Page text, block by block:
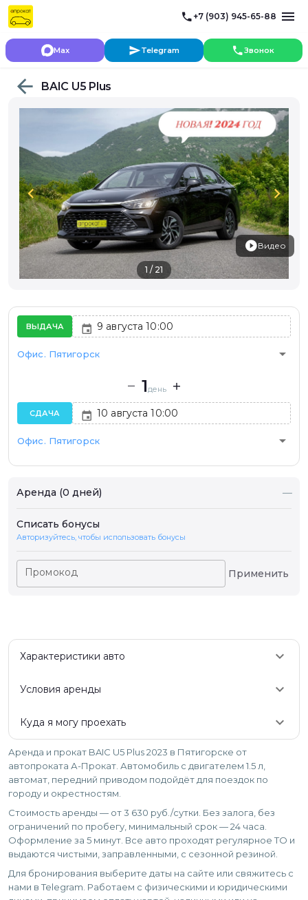
+7 (903) 945-65-88
Max Telegram Звонок
BAIC U5 Plus
chevron_left chevron_right
1 / 21
Видео
ВЫДАЧА
Офис. Пятигорск arrow_drop_down
1день
СДАЧА
Офис. Пятигорск arrow_drop_down
Аренда (0 дней) —
Списать бонусы
Авторизуйтесь, чтобы использовать бонусы
Промокод Применить
Характеристики авто keyboard_arrow_down
Условия аренды keyboard_arrow_down
Куда я могу проехать keyboard_arrow_down
Аренда и прокат BAIC U5 Plus 2023 в Пятигорске от
автопроката А-Прокат. Автомобиль с двигателем 1.5 л,
автомат, передний приводом подойдёт для поездок по
городу и окрестностям.
Стоимость аренды — от 3 630 руб./сутки. Без залога, без
ограничений по пробегу, минимальный срок — 24 часа.
Оформление за 5 минут. Все авто проходят регулярное ТО и
выдаются чистыми, заправленными, с сезонной резиной.
Для бронирования выберите даты на сайте или свяжитесь с
нами в Telegram. Работаем с физическими и юридическими